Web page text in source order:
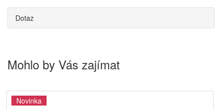
Dotaz
Mohlo by Vás zajímat
Novinka